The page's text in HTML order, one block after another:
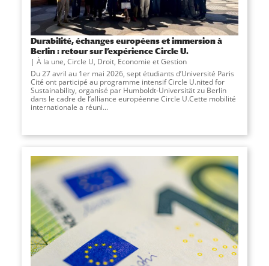
Durabilité, échanges européens et immersion à
Berlin : retour sur l’expérience Circle U.
À la une, Circle U, Droit, Economie et Gestion
Du 27 avril au 1er mai 2026, sept étudiants d’Université Paris
Cité ont participé au programme intensif Circle U.nited for
Sustainability, organisé par Humboldt-Universität zu Berlin
dans le cadre de l’alliance européenne Circle U.Cette mobilité
internationale a réuni...